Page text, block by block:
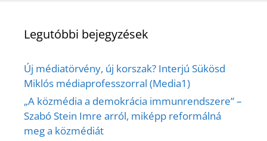
Legutóbbi bejegyzések
Új médiatörvény, új korszak? Interjú Sükösd
Miklós médiaprofesszorral (Media1)
„A közmédia a demokrácia immunrendszere” –
Szabó Stein Imre arról, miképp reformálná
meg a közmédiát